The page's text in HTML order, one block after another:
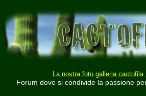
La nostra foto galleria cactofila
Forum dove si condivide la passione